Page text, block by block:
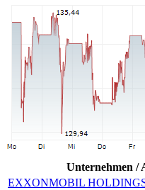
Unternehmen /
EXXONMOBIL